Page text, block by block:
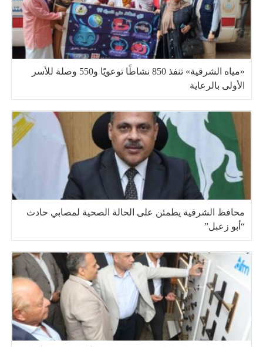
«مياه الشرقية» تنفذ 850 نشاطًا توعويًا و550 وصلة للأسر
الأولى بالرعاية
محافظ الشرقية يطمئن على الحالة الصحية لمصابي حادث
“أبو زعبل”